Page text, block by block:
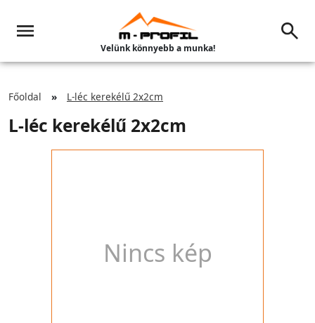
Velünk könnyebb a munka!
Főoldal L-léc kerekélű 2x2cm
L-léc kerekélű 2x2cm
Nincs kép